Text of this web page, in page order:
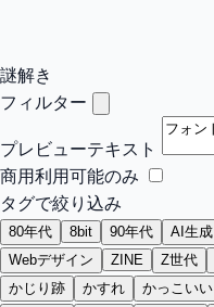
謎解き
フィルター
プレビューテキスト
商用利用可能のみ
タグで絞り込み
80年代 8bit 90年代 AI生成
Webデザイン
ZINE Z世代
かじり跡
かすれ かっこいい